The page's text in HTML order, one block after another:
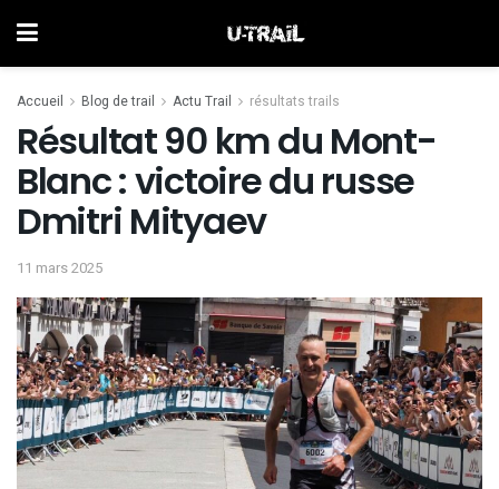
Accueil Blog de trail Actu Trail résultats trails
Résultat 90 km du Mont-
Blanc : victoire du russe
Dmitri Mityaev
11 mars 2025